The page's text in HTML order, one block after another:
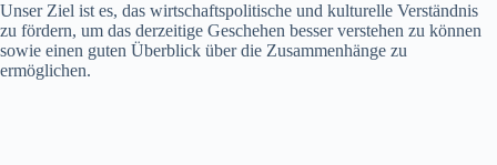
Unser Ziel ist es, das wirtschaftspolitische und kulturelle Verständnis
zu fördern, um das derzeitige Geschehen besser verstehen zu können
sowie einen guten Überblick über die Zusammenhänge zu
ermöglichen.